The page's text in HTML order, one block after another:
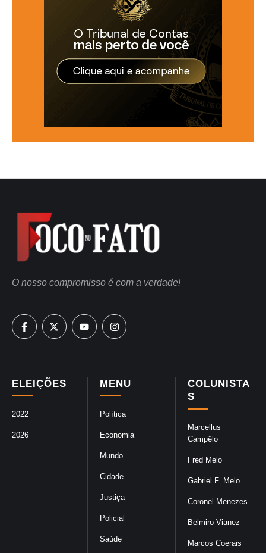
COLUNISTA
S
Marcellus
Campêlo
Fred Melo
Gabriel F. Melo
Coronel Menezes
Belmiro Vianez
Marcos Coerais
MENU
Política
Economia
Mundo
Cidade
Justiça
Policial
Saúde
ELEIÇÕES
2022
2026
O nosso compromisso é com a verdade!